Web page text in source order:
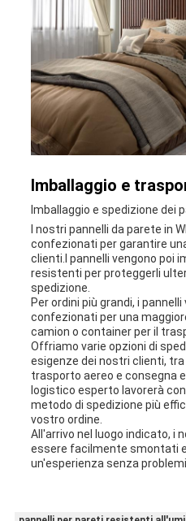
Imballaggio e
Imballaggio e spedizione dei
I nostri pannelli da parete in
confezionati per garantire
clienti.I pannelli vengono poi
resistenti per proteggerli
spedizione.
Per ordini più grandi, i
confezionati per una
camion o container per il
Offriamo varie opzioni di
esigenze dei nostri clienti,
trasporto aereo e consegna
logistico esperto lavorerà
metodo di spedizione più
vostro ordine.
All'arrivo nel luogo indicato, i
essere facilmente smontati
un'esperienza senza